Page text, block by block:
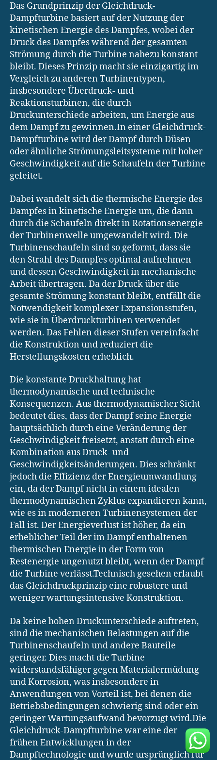
Das Grundprinzip der Gleichdruck-
Dampfturbine basiert auf der Nutzung der
kinetischen Energie des Dampfes, wobei der
Druck des Dampfes während der gesamten
Strömung durch die Turbine nahezu konstant
bleibt. Dieses Prinzip macht sie einzigartig im
Vergleich zu anderen Turbinentypen,
insbesondere Überdruck- und
Reaktionsturbinen, die durch
Druckunterschiede arbeiten, um Energie aus
dem Dampf zu gewinnen.In einer Gleichdruck-
Dampfturbine wird der Dampf durch Düsen
oder ähnliche Strömungsleitsysteme mit hoher
Geschwindigkeit auf die Schaufeln der Turbine
geleitet.
Dabei wandelt sich die thermische Energie des
Dampfes in kinetische Energie um, die dann
durch die Schaufeln direkt in Rotationsenergie
der Turbinenwelle umgewandelt wird. Die
Turbinenschaufeln sind so geformt, dass sie
den Strahl des Dampfes optimal aufnehmen
und dessen Geschwindigkeit in mechanische
Arbeit übertragen. Da der Druck über die
gesamte Strömung konstant bleibt, entfällt die
Notwendigkeit komplexer Expansionsstufen,
wie sie in Überdruckturbinen verwendet
werden. Das Fehlen dieser Stufen vereinfacht
die Konstruktion und reduziert die
Herstellungskosten erheblich.
Die konstante Druckhaltung hat
thermodynamische und technische
Konsequenzen. Aus thermodynamischer Sicht
bedeutet dies, dass der Dampf seine Energie
hauptsächlich durch eine Veränderung der
Geschwindigkeit freisetzt, anstatt durch eine
Kombination aus Druck- und
Geschwindigkeitsänderungen. Dies schränkt
jedoch die Effizienz der Energieumwandlung
ein, da der Dampf nicht in einem idealen
thermodynamischen Zyklus expandieren kann,
wie es in moderneren Turbinensystemen der
Fall ist. Der Energieverlust ist höher, da ein
erheblicher Teil der im Dampf enthaltenen
thermischen Energie in der Form von
Restenergie ungenutzt bleibt, wenn der Dampf
die Turbine verlässt.Technisch gesehen erlaubt
das Gleichdruckprinzip eine robustere und
weniger wartungsintensive Konstruktion.
Da keine hohen Druckunterschiede auftreten,
sind die mechanischen Belastungen auf die
Turbinenschaufeln und andere Bauteile
geringer. Dies macht die Turbine
widerstandsfähiger gegen Materialermüdung
und Korrosion, was insbesondere in
Anwendungen von Vorteil ist, bei denen die
Betriebsbedingungen schwierig sind oder ein
geringer Wartungsaufwand bevorzugt wird.Die
Gleichdruck-Dampfturbine war eine der
frühen Entwicklungen in der
Dampftechnologie und wurde ursprünglich für